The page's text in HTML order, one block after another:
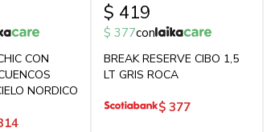
CON
NORDICO
$ 419
$ 377con
BREAK RESERVE CIBO 1,5
LT GRIS ROCA
$ 377